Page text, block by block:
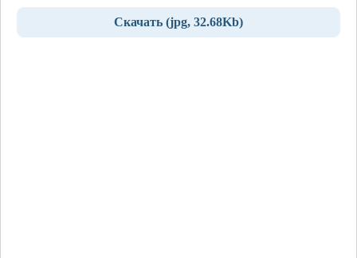
Скачать (jpg, 32.68Kb)